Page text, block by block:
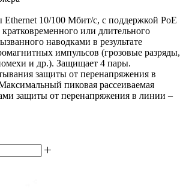
Ethernet 10/100 Mбит/с, с поддержкой РоЕ
или длительного
наводками в результате
импульсов (грозовые разряды,
и др.). Защищает 4 пары.
защиты от перенапряжения в
пиковая рассеиваемая
защиты от перенапряжения в линии –